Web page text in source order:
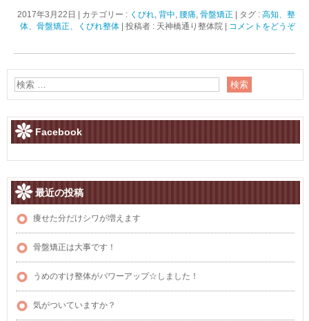
2017年3月22日 カテゴリー : くびれ, 背中, 腰痛, 骨盤矯正 タグ : 高知、整
体、骨盤矯正、くびれ整体
投稿者 : 天神橋通り整体院 コメントをどうぞ
Facebook
最近の投稿
痩せた分だけシワが増えます
骨盤矯正は大事です！
うめのすけ整体がパワーアップ☆しました！
気がついていますか？